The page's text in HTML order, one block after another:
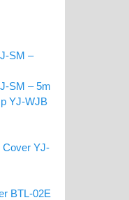
SM –
SM – 5m
YJ-WJB
Cover YJ-
BTL-02E